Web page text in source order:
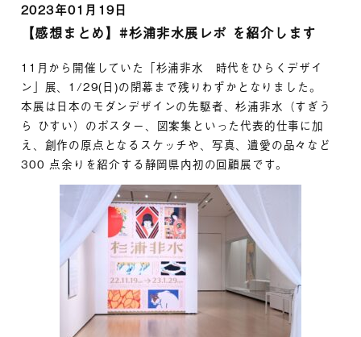
2023年01月19日
【感想まとめ】#杉浦非水展レポ を紹介します
11月から開催していた「杉浦非水 時代をひらくデザイ
ン」展、1/29(日)の閉幕まで残りわずかとなりました。
本展は日本のモダンデザインの先駆者、杉浦非水（すぎう
ら ひすい）のポスター、図案集といった代表的仕事に加
え、創作の原点となるスケッチや、写真、遺愛の品々など
300 点余りを紹介する静岡県内初の回顧展です。